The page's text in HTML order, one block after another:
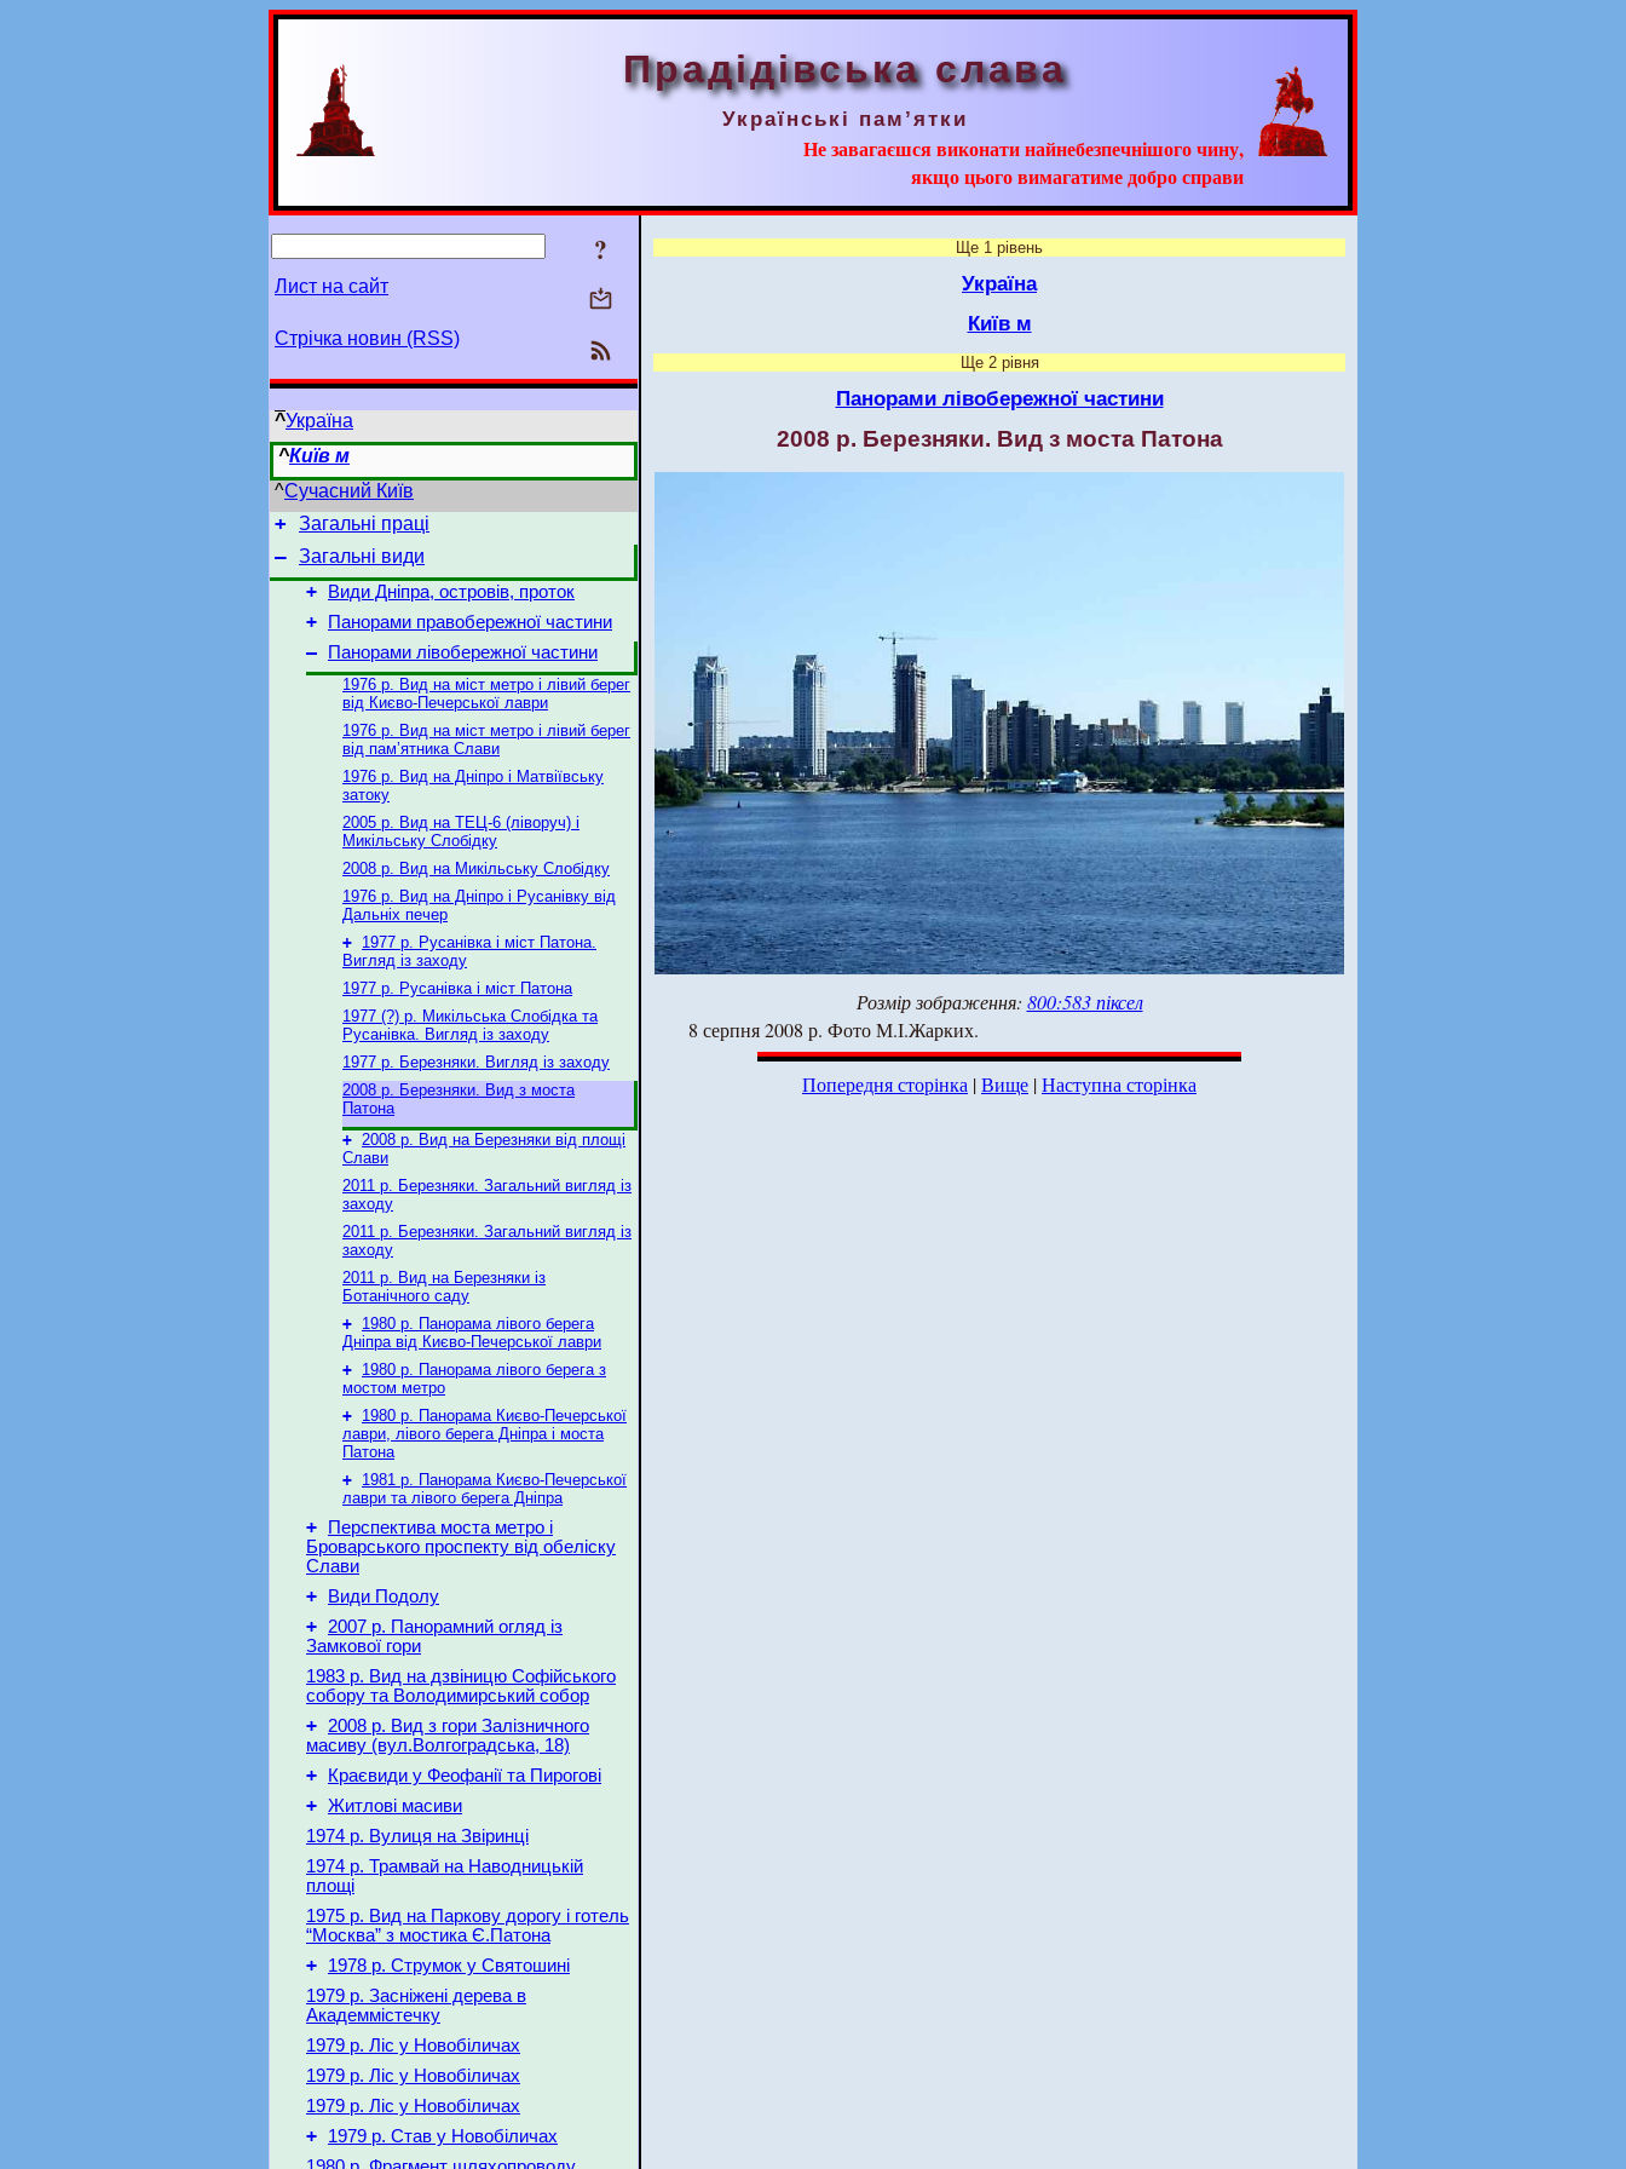
Прадідівська слава
Українські пам’ятки
Не завагаєшся виконати найнебезпечнішого чину,
якщо цього вимагатиме добро справи
?
Лист на сайт
Стрічка новин (RSS)
^Україна
^Київ м
^Сучасний Київ
+ Загальні праці
– Загальні види
+
Види Дніпра, островів, проток
+ Панорами правобережної частини
– Панорами лівобережної частини
1976 р. Вид на міст метро і лівий берег
від Києво-Печерської лаври
1976 р. Вид на міст метро і лівий берег
від пам’ятника Слави
1976 р. Вид на Дніпро і Матвіївську
затоку
2005 р. Вид на ТЕЦ-6 (ліворуч) і
Микільську Слобідку
2008 р. Вид на Микільську Слобідку
1976 р. Вид на Дніпро і Русанівку від
Дальніх печер
+ 1977 р. Русанівка і міст Патона.
Вигляд із заходу
1977 р. Русанівка і міст Патона
1977 (?) р. Микільська Слобідка та
Русанівка. Вигляд із заходу
1977 р. Березняки. Вигляд із заходу
2008 р. Березняки. Вид з моста
Патона
+ 2008 р. Вид на Березняки від площі
Слави
2011 р. Березняки. Загальний вигляд із
заходу
2011 р. Березняки. Загальний вигляд із
заходу
2011 р. Вид на Березняки із
Ботанічного саду
+ 1980 р. Панорама лівого берега
Дніпра від Києво-Печерської лаври
+ 1980 р. Панорама лівого берега з
мостом метро
+ 1980 р. Панорама Києво-Печерської
лаври, лівого берега Дніпра і моста
Патона
+ 1981 р. Панорама Києво-Печерської
лаври та лівого берега Дніпра
+
Перспектива моста метро і
Броварського проспекту від обеліску
Слави
+ Види Подолу
+
2007 р. Панорамний огляд із
Замкової гори
1983 р. Вид на дзвіницю Софійського
собору та Володимирський собор
+
2008 р. Вид з гори Залізничного
масиву (вул.Волгоградська, 18)
+ Краєвиди у Феофанії та Пирогові
+ Житлові масиви
1974 р. Вулиця на Звіринці
1974 р. Трамвай на Наводницькій
площі
1975 р. Вид на Паркову дорогу і готель
“Москва” з мостика Є.Патона
+
1978 р. Струмок у Святошині
1979 р. Засніжені дерева в
Академмістечку
1979 р. Ліс у Новобіличах
1979 р. Ліс у Новобіличах
1979 р. Ліс у Новобіличах
+
1979 р. Став у Новобіличах
Ще 1 рівень
Україна
Київ м
Ще 2 рівня
Панорами лівобережної частини
2008 р. Березняки. Вид з моста Патона
Розмір зображення: 800:583 піксел
8 серпня 2008 р. Фото М.І.Жарких.
Попередня сторінка |Вище |Наступна сторінка